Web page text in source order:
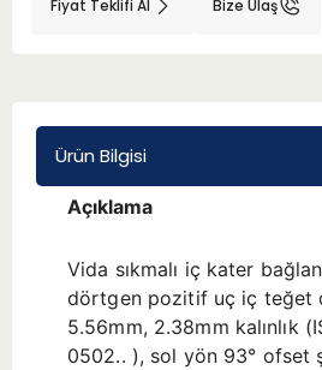
Fiyat Teklifi Al Bize Ulaş
Ürün Bilgisi
Açıklama
Vida sıkmalı iç kater
dörtgen pozitif uç iç teğet
5.56mm, 2.38mm kalınlık
0502.. ), sol yön 93° ofset